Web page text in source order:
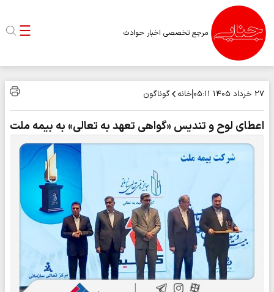
مرجع تخصصی اخبار حوادث
۲۷ خرداد ۱۴۰۵ ۰۵:۱۱ خانه گوناگون
اعطای لوح و تندیس «گواهی تعهد به تعالی» به بیمه ملت